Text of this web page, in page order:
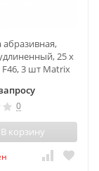
25 x
3 шт Matrix
0
В корзину